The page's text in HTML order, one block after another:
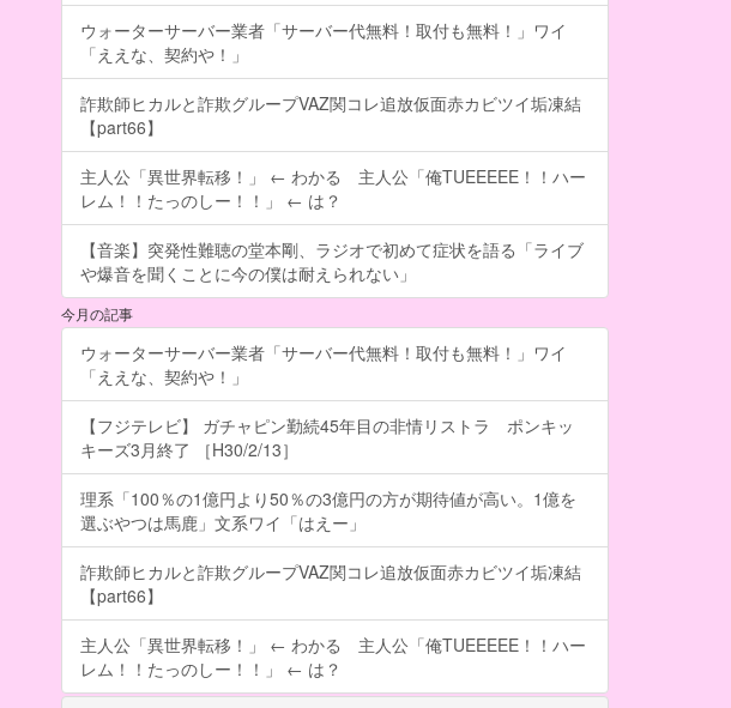
ウォーターサーバー業者「サーバー代無料！取付も無料！」ワイ
「ええな、契約や！」
詐欺師ヒカルと詐欺グループVAZ関コレ追放仮面赤カビツイ垢凍結
【part66】
主人公「異世界転移！」 ← わかる 主人公「俺TUEEEEE！！ハー
レム！！たっのしー！！」 ← は？
【音楽】突発性難聴の堂本剛、ラジオで初めて症状を語る「ライブ
や爆音を聞くことに今の僕は耐えられない」
今月の記事
ウォーターサーバー業者「サーバー代無料！取付も無料！」ワイ
「ええな、契約や！」
【フジテレビ】 ガチャピン勤続45年目の非情リストラ ポンキッ
キーズ3月終了 ［H30/2/13］
理系「100％の1億円より50％の3億円の方が期待値が高い。1億を
選ぶやつは馬鹿」文系ワイ「はえー」
詐欺師ヒカルと詐欺グループVAZ関コレ追放仮面赤カビツイ垢凍結
【part66】
主人公「異世界転移！」 ← わかる 主人公「俺TUEEEEE！！ハー
レム！！たっのしー！！」 ← は？